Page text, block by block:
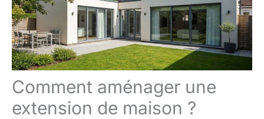
Comment aménager une
extension de maison ?